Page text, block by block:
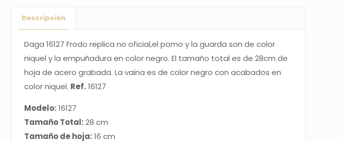
guarda
son
color
empuñadura
Descripción
Daga 16127 Frodo replica no oficial,el pomo y la guarda son de color
niquel y la empuñadura en color negro. El tamaño total es de 28cm de
hoja de acero grabada. La vaina es de color negro con acabados en
color niquel. Ref.16127
Modelo:16127
Tamaño Total:28 cm
Tamaño de hoja:16 cm